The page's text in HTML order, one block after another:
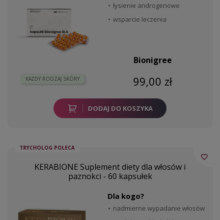
KAŻDY RODZAJ SKÓRY
łysienie androgenowe
wsparcie leczenia
Bionigree
99,00 zł
DODAJ DO KOSZYKA
TRYCHOLOG POLECA
KERABIONE Suplement diety dla włosów i
paznokci - 60 kapsułek
Dla kogo?
nadmierne wypadanie włosów
favorite_border